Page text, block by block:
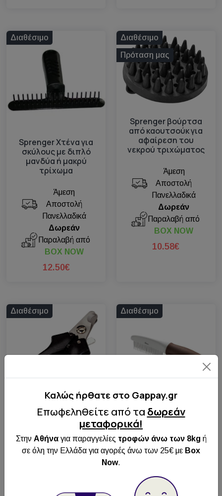
Διαθέσιμο
Sprenger Χτένα για
σκύλους με διπλό
μανδύα ή μακρύ
τρίχωμα
Άμεση
Αποστολή
Πανελλαδικά
Δωρεάν
Παραλαβή από
BOX NOW
12.50€
Διαθέσιμο
Πρόταση μας
Sprenger βούρτσα
από καουτσούκ για
αφαίρεση του
νεκρού τριχώματος
Άμεση
Αποστολή
Πανελλαδικά
Δωρεάν
Παραλαβή από
BOX NOW
10.58€
Διαθέσιμο
Νυχοκόπτης για
σκυλιά
Διαθέσιμο
Hunter Grooming
Comb Spa Large
Άμεση
Δωρεάν
Παραλαβή από
Καλώς ήρθατε στo Gappay.gr
Επωφεληθείτε από τα δωρεάν
μεταφορικά!
Στην Αθήνα για παραγγελίες τροφών άνω των 8kg ή
σε όλη την Ελλάδα για αγορές άνω των 25€ με Box
Now.